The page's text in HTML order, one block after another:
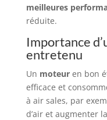
meilleures
réduite.
Importance
entretenu
Un moteuren bon
efficace et
à air sales, par
d’air et augmenter